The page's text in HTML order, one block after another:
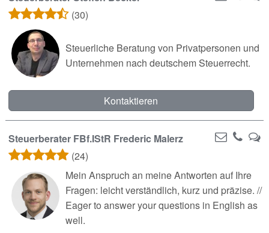
(30)
Steuerliche Beratung von Privatpersonen und
Unternehmen nach deutschem Steuerrecht.
Kontaktieren
Steuerberater FBf.IStR Frederic Malerz
(24)
Mein Anspruch an meine Antworten auf Ihre
Fragen: leicht verständlich, kurz und präzise. //
Eager to answer your questions in English as
well.